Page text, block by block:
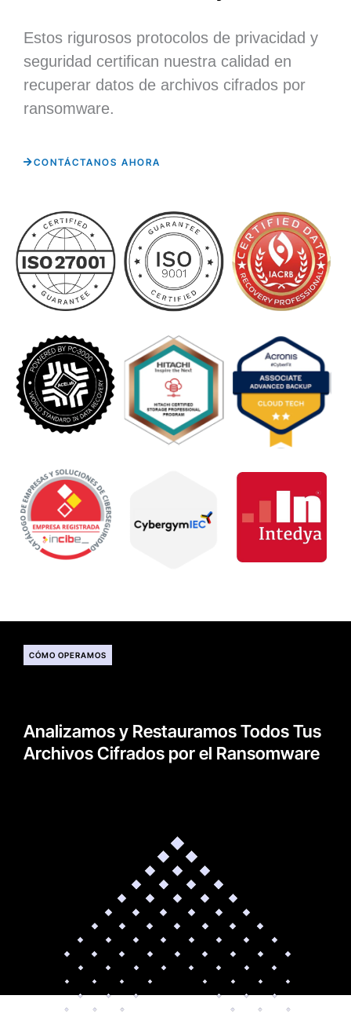
Estos rigurosos protocolos de privacidad y
seguridad certifican nuestra calidad en
recuperar datos de archivos cifrados por
ransomware.
CONTÁCTANOS AHORA
CÓMO OPERAMOS
Analizamos y Restauramos Todos Tus
Archivos Cifrados por el Ransomware